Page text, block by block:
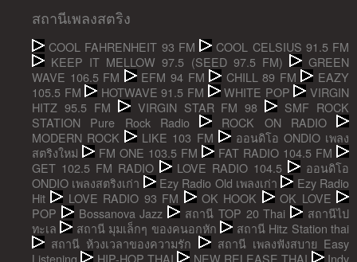
สถานีเพลงสตริง
COOL FAHRENHEIT 93 FM
COOL CELSIUS 91.5 FM
KEEP IT MELLOW 97.5 (SEED 97.5 FM)
GREEN
WAVE 106.5 FM
EFM 94 FM CHILL 89 FM
EAZY
105.5 FM
HOTWAVE 91.5 FM WHITE POP
VIRGIN
HITZ 95.5 FM
VIRGIN STAR FM 98
SMF ROCK
STATION Pure Rock Radio
ROCK ON RADIO
MODERN ROCK
LIKE 103 FM
ออนดิโอ ONDIO เพลง
สตริงใหม่
FM ONE 103.5 FM
FAT RADIO 104.5 FM
GET 102.5 FM RADIO
LOVE RADIO 104.5
ออนดิโอ
ONDIO เพลงสตริงเก่า
Ezy Radio Old เพลงเก่า
Ezy Radio
Hit
LOVE RADIO 93 FM OK HOOK
OK LOVE
POP
Bossanova Jazz สถานี TOP 20 Thai
สถานีไป
ทะเล
สถานี มุมเล็กๆ ของคนอกหัก
สถานี Hitz Station thai
สถานี ห้วงเวลาของความรัก
สถานี เพลงฟังสบาย Easy